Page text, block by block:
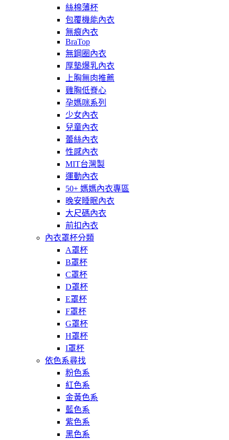
絲棉薄杯
包覆機能內衣
無痕內衣
BraTop
無鋼圈內衣
厚墊爆乳內衣
上胸無肉推薦
雞胸低脊心
孕媽咪系列
少女內衣
兒童內衣
蕾絲內衣
性感內衣
MIT台灣製
運動內衣
50+ 媽媽內衣專區
晚安睡眠內衣
大尺碼內衣
前扣內衣
內衣罩杯分類
A罩杯
B罩杯
C罩杯
D罩杯
E罩杯
F罩杯
G罩杯
H罩杯
I罩杯
依色系尋找
粉色系
紅色系
金黃色系
藍色系
紫色系
黑色系